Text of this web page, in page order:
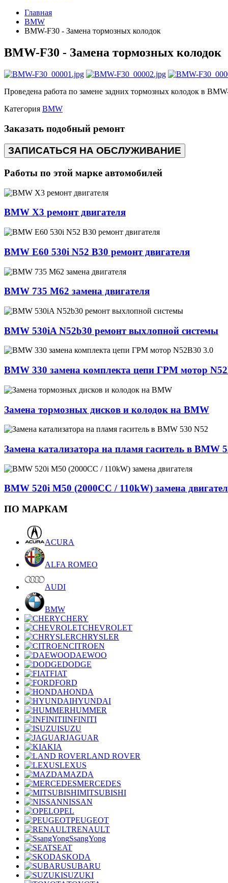
Главная
BMW
BMW-F30 - Замена тормозных колодок
BMW-F30 - Замена тормозных колодок
Проведена работа по замене задних тормозных колодок в
Категория BMW
Заказать подобный ремонт
ЗАПИСАТЬСЯ НА ОБСЛУЖИВАНИЕ
Работы по этой марке автомобилей
BMW X3 ремонт двигателя
BMW E60 530i N52 B30 ремонт двигателя
BMW 735 M62 замена двигателя
BMW 530iA N52b30 ремонт выхлопной системы
BMW 330 замена комплекта цепи ГРМ мотор
Замена тормозных дисков и колодок на BMW
Замена катализатора на пламя гаситель в BMW
BMW 520i M50 (2000CC / 110kW) замена
ПО МАРКАМ
ACURA
ALFA ROMEO
AUDI
BMW
CHERY
CHEVROLET
CHRYSLER
CITROEN
DAEWOO
DODGE
FIAT
FORD
HONDA
HYUNDAI
HUMMER
INFINITI
ISUZU
JAGUAR
KIA
LAND ROVER
LEXUS
MAZDA
MERCEDES
MITSUBISHI
NISSAN
OPEL
PEUGEOT
RENAULT
SsangYong
SEAT
SKODA
SUBARU
SUZUKI